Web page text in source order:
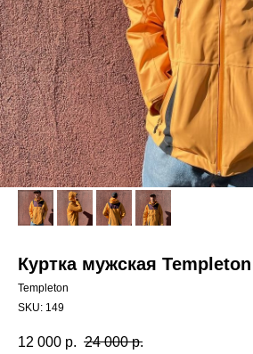
Куртка мужская
Templeton
SKU: 149
12 000 р. 24 000 р.